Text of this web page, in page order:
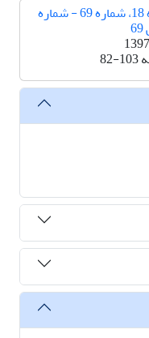
دوره 18، شماره 69 - شماره
82-103